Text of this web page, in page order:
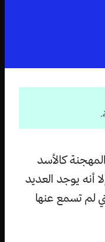
كالأسد
أنه يوجد العديد
لم تسمع عنها